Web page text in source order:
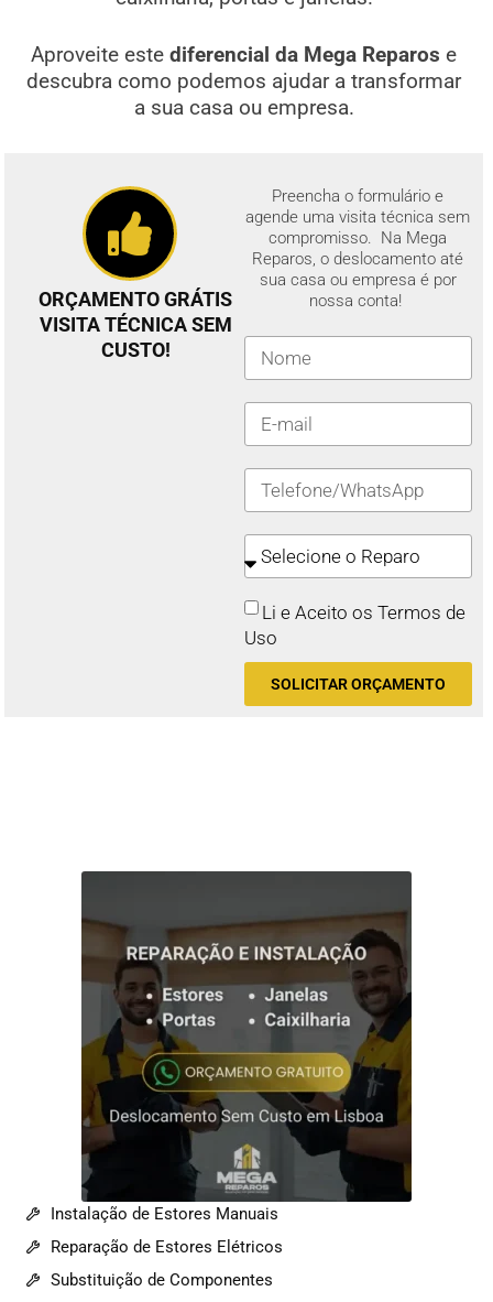
Aproveite estediferencial da Mega Reparos e
descubra como podemos ajudar a transformar
a sua casa ou empresa.
ORÇAMENTO GRÁTIS
VISITA TÉCNICA SEM
CUSTO!
Preencha o formulário e
agende uma visita técnica sem
compromisso. Na Mega
Reparos, o deslocamento até
sua casa ou empresa é por
nossa conta!
Li e Aceito os Termos de
Uso
SOLICITAR ORÇAMENTO
Instalação de Estores Manuais
Reparação de Estores Elétricos
Substituição de Componentes